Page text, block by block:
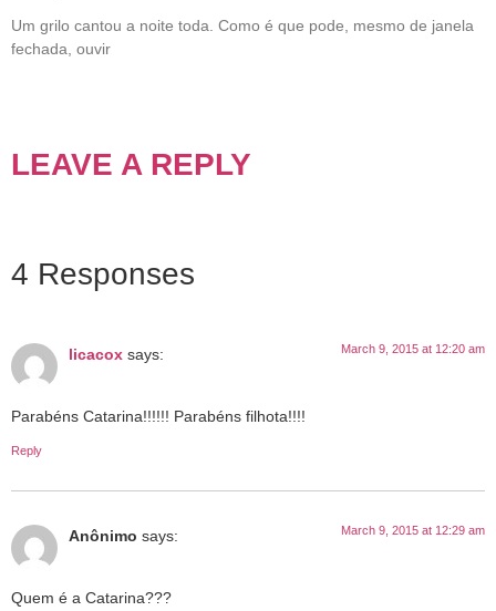
Um grilo cantou a noite toda. Como é que pode, mesmo de janela
fechada, ouvir
LEAVE A REPLY
4 Responses
licacox says: March 9, 2015 at 12:20 am
Parabéns Catarina!!!!!! Parabéns filhota!!!!
Reply
Anônimo says: March 9, 2015 at 12:29 am
Quem é a Catarina???